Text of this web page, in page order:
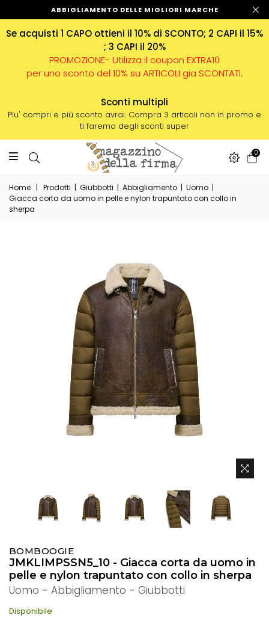
ABBIGLIAMENTO DELLE MIGLIORI MARCHE
Se acquisti 1 CAPO ottieni il 10% di SCONTO; 2 CAPI il 15%
; 3 CAPI il 20%
PROMOZIONE- Utilizza il coupon EXTRA10
per uno sconto del 10% su ARTICOLI gia SCONTATI.
Sconti multipli
Piu' compri e più sconto avrai. Compra 3 articoli non in promo e
ti faremo degli sconti super
0
Home | Prodotti | Giubbotti | Abbigliamento | Uomo |
Giacca corta da uomo in pelle e nylon trapuntato con collo in
sherpa
BOMBOOGIE
JMKLIMPSSN5_10 - Giacca corta da uomo in
pelle e nylon trapuntato con collo in sherpa
Uomo - Abbigliamento - Giubbotti
Disponibile